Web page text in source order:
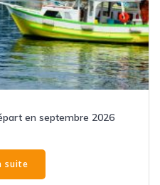
en septembre 2026
suite